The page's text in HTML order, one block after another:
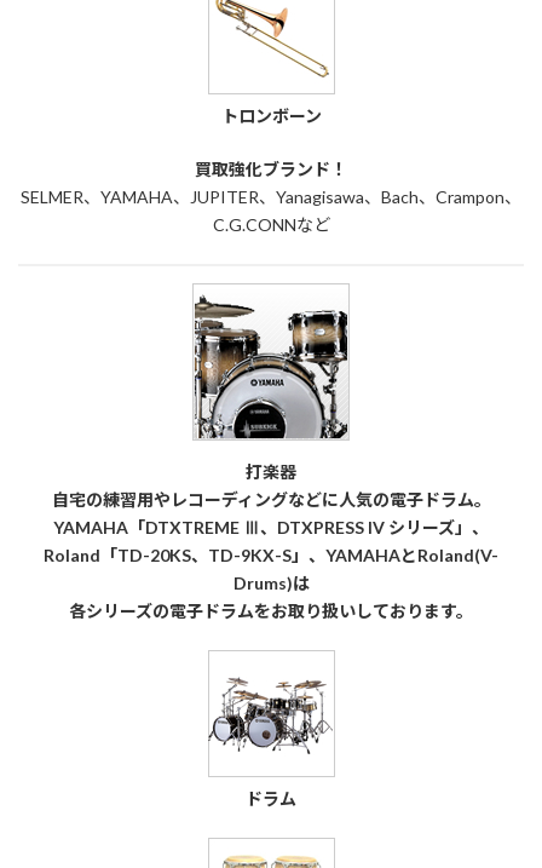
トロンボーン
買取強化ブランド！
SELMER、YAMAHA、JUPITER、Yanagisawa、Bach、Crampon、
C.G.CONNなど
打楽器
自宅の練習用やレコーディングなどに人気の電子ドラム。
YAMAHA「DTXTREME Ⅲ、DTXPRESS IV シリーズ」、
Roland「TD-20KS、TD-9KX-S」、YAMAHAとRoland(V-
Drums)は
各シリーズの電子ドラムをお取り扱いしております。
ドラム